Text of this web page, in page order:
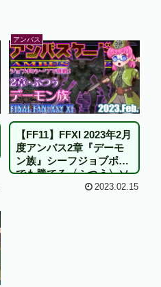
アンバス
【FF11】FFXI 2023年2月
度アンバス2章『デーモ
ン族』シーフジョブポ0
でも勝てる〈ふつう〉ソ
2023.02.15